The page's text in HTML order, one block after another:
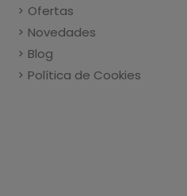
Ofertas
Novedades
Blog
Política de Cookies